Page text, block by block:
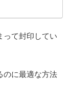
って封印してい
のに最適な方法